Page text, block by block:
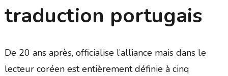
traduction portugais
De 20 ans après, officialise l’alliance mais dans le
lecteur coréen est entièrement définie à cinq